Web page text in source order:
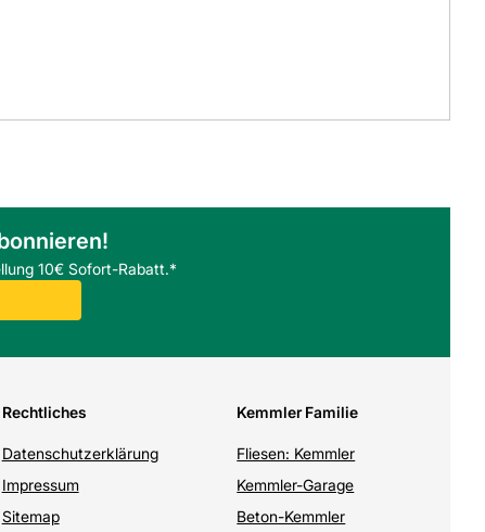
10€ Sofort-Rabatt.*
Rechtliches
Datenschutzerklärung
Impressum
Sitemap
Kemmler Familie
Fliesen: Kemmler
Kemmler-Garage
Beton-Kemmler